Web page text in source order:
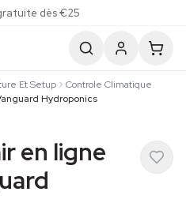
dès €25
Et Setup
Controle Climatique
Hydroponics
en ligne